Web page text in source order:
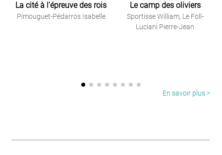
La cité à l'épreuve des rois
Pimouguet-Pédarros Isabelle
Le camp des oliviers
Sportisse William, Le Foll-
Luciani Pierre-Jean
En savoir plus >